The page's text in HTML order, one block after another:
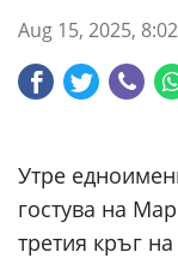
Aug 15, 2025,
Утре
гостува на
третия кръг